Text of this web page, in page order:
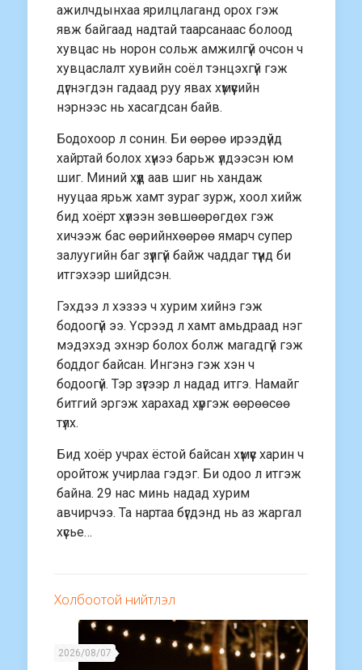
ажилчдынхаа ярилцлаганд орох гэж
явж байгаад надтай таарсанаас болоод
хувцас нь норон сольж амжилгүй очсон ч
хувцаслалт хувийн соёл тэнцэхгүй гэж
дүгнэгдэн гадаад руу явах хүмүүсийн
нэрнээс нь хасагдсан байв.
Бодохоор л сонин. Би өөрөө ирээдүйд
хайртай болох хүнээ барьж үлдээсэн юм
шиг. Миний хүүд аав шиг нь хандаж
нууцаа ярьж хамт зураг зурж, хоол хийж
бид хоёрт хүлээн зөвшөөрөгдөх гэж
хичээж бас өөрийнхөөрөө ямарч супер
залуугийн баг зүүлгүй байж чаддаг түүнд би
итгэхээр шийдсэн.
Гэхдээ л хэзээ ч хурим хийнэ гэж
бодоогүй ээ. Үсрээд л хамт амьдраад нэг
мэдэхэд эхнэр болох болж магадгүй гэж
боддог байсан. Ингэнэ гэж хэн ч
бодоогүй. Тэр зүгээр л надад итгэ. Намайг
битгий эргэж харахад хүргэж өөрөөсөө
түлх.
Бид хоёр учрах ёстой байсан хүмүүс харин ч
оройтож учирлаа гэдэг. Би одоо л итгэж
байна. 29 нас минь надад хурим
авчирчээ. Та нартаа бүгдэнд нь аз жаргал
хүсьe…
Холбоотой нийтлэл
2026/08/07